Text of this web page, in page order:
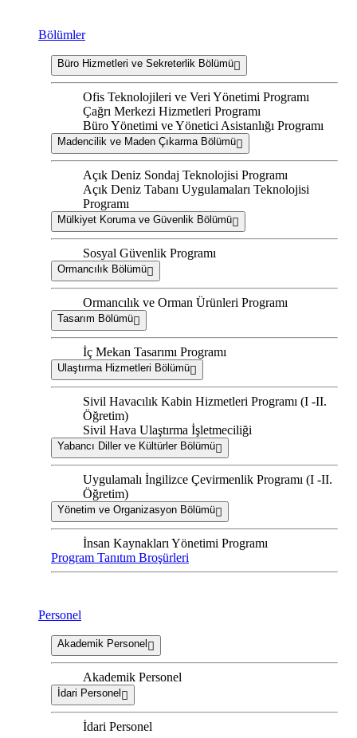
Bölümler
Büro Hizmetleri ve Sekreterlik Bölümü
Ofis Teknolojileri ve Veri Yönetimi Programı
Çağrı Merkezi Hizmetleri Programı
Büro Yönetimi ve Yönetici Asistanlığı Programı
Madencilik ve Maden Çıkarma Bölümü
Açık Deniz Sondaj Teknolojisi Programı
Açık Deniz Tabanı Uygulamaları Teknolojisi
Programı
Mülkiyet Koruma ve Güvenlik Bölümü
Sosyal Güvenlik Programı
Ormancılık Bölümü
Ormancılık ve Orman Ürünleri Programı
Tasarım Bölümü
İç Mekan Tasarımı Programı
Ulaştırma Hizmetleri Bölümü
Sivil Havacılık Kabin Hizmetleri Programı (I -II.
Öğretim)
Sivil Hava Ulaştırma İşletmeciliği
Yabancı Diller ve Kültürler Bölümü
Uygulamalı İngilizce Çevirmenlik Programı (I -II.
Öğretim)
Yönetim ve Organizasyon Bölümü
İnsan Kaynakları Yönetimi Programı
Program Tanıtım Broşürleri
Personel
Akademik Personel
Akademik Personel
İdari Personel
İdari Personel